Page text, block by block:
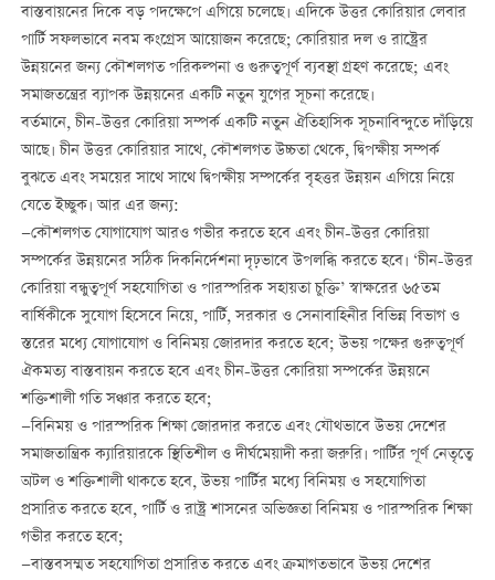
বাস্তবায়নের দিকে বড় পদক্ষেপে এগিয়ে চলেছে। এদিকে উত্তর কোরিয়ার লেবার
পার্টি সফলভাবে নবম কংগ্রেস আয়োজন করেছে; কোরিয়ার দল ও রাষ্ট্রের
উন্নয়নের জন্য কৌশলগত পরিকল্পনা ও গুরুত্বপূর্ণ ব্যবস্থা গ্রহণ করেছে; এবং
সমাজতন্ত্রের ব্যাপক উন্নয়নের একটি নতুন যুগের সূচনা করেছে।
বর্তমানে, চীন-উত্তর কোরিয়া সম্পর্ক একটি নতুন ঐতিহাসিক সূচনাবিন্দুতে দাঁড়িয়ে
আছে। চীন উত্তর কোরিয়ার সাথে, কৌশলগত উচ্চতা থেকে, দ্বিপক্ষীয় সম্পর্ক
বুঝতে এবং সময়ের সাথে সাথে দ্বিপক্ষীয় সম্পর্কের বৃহত্তর উন্নয়ন এগিয়ে নিয়ে
যেতে ইচ্ছুক। আর এর জন্য:
—কৌশলগত যোগাযোগ আরও গভীর করতে হবে এবং চীন-উত্তর কোরিয়া
সম্পর্কের উন্নয়নের সঠিক দিকনির্দেশনা দৃঢ়ভাবে উপলব্ধি করতে হবে। ‘চীন-উত্তর
কোরিয়া বন্ধুত্বপূর্ণ সহযোগিতা ও পারস্পরিক সহায়তা চুক্তি’ স্বাক্ষরের ৬৫তম
বার্ষিকীকে সুযোগ হিসেবে নিয়ে, পার্টি, সরকার ও সেনাবাহিনীর বিভিন্ন বিভাগ ও
স্তরের মধ্যে যোগাযোগ ও বিনিময় জোরদার করতে হবে; উভয় পক্ষের গুরুত্বপূর্ণ
ঐকমত্য বাস্তবায়ন করতে হবে এবং চীন-উত্তর কোরিয়া সম্পর্কের উন্নয়নে
শক্তিশালী গতি সঞ্চার করতে হবে;
—বিনিময় ও পারস্পরিক শিক্ষা জোরদার করতে এবং যৌথভাবে উভয় দেশের
সমাজতান্ত্রিক ক্যারিয়ারকে স্থিতিশীল ও দীর্ঘমেয়াদী করা জরুরি। পার্টির পূর্ণ নেতৃত্বে
অটল ও শক্তিশালী থাকতে হবে, উভয় পার্টির মধ্যে বিনিময় ও সহযোগিতা
প্রসারিত করতে হবে, পার্টি ও রাষ্ট্র শাসনের অভিজ্ঞতা বিনিময় ও পারস্পরিক শিক্ষা
গভীর করতে হবে;
—বাস্তবসম্মত সহযোগিতা প্রসারিত করতে এবং ক্রমাগতভাবে উভয় দেশের